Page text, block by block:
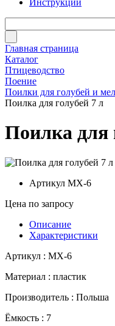
Инструкции
Главная страница
Каталог
Птицеводство
Поение
Поилки для голубей и
Поилка для голубей 7 л
Поилка для
Артикул MX-6
Цена по запросу
Описание
Характеристики
Артикул : MX-6
Материал : пластик
Производитель : Польша
Ёмкость : 7